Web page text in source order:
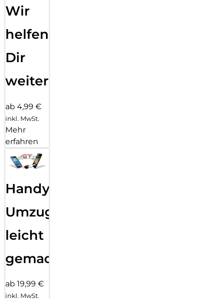
Wir
helfen
Dir
weiter
ab 4,99 €
inkl. MwSt.
Mehr
erfahren
Handy
Umzug
leicht
gemacht!
ab 19,99 €
inkl. MwSt.